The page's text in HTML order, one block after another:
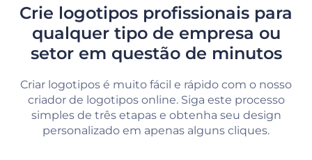
Crie logotipos profissionais para
qualquer tipo de empresa ou
setor em questão de minutos
Criar logotipos é muito fácil e rápido com o nosso
criador de logotipos online. Siga este processo
simples de três etapas e obtenha seu design
personalizado em apenas alguns cliques.